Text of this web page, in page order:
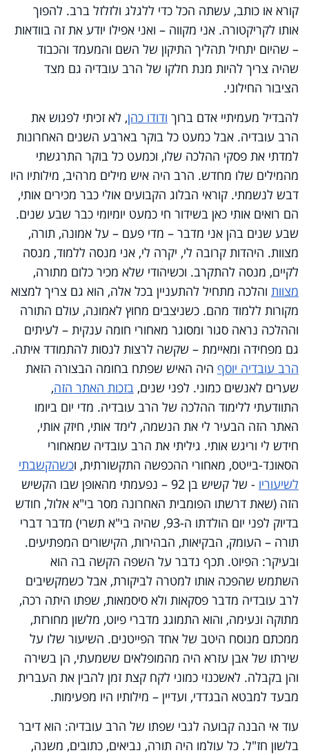
קורא או כותב, עשתה הכל כדי ללגלג ולזלזל ברב. להפוך
אותו לקריקטורה. אני מקווה – ואני אפילו יודע את זה בוודאות
– שהיום יתחיל תהליך התיקון של השם והמעמד והכבוד
שהיה צריך להיות מנת חלקו של הרב עובדיה גם מצד
הציבור החילוני.
להבדיל מעמיתיי אדם ברוך ודודו כהן, לא זכיתי לפגוש את
הרב עובדיה. אבל כמעט כל בוקר בארבע השנים האחרונות
למדתי את פסקי ההלכה שלו, וכמעט כל בוקר התרגשתי
מהמילים שלו מחדש. הרב היה איש מילים מרהיב, מילותיו היו
דבש לנשמתי. קוראי הבלוג הקבועים אולי כבר מכירים אותי,
הם רואים אותי כאן בשידור חי כמעט יומיומי כבר שבע שנים.
שבע שנים בהן אני מדבר – מדי פעם – על אמונה, תורה,
מצוות. היהדות קרובה לי, יקרה לי, אני מנסה ללמוד, מנסה
לקיים, מנסה להתקרב. וכשיהודי שלא מכיר כלום מתורה,
מצוות והלכה מתחיל להתעניין בכל אלה, הוא גם צריך למצוא
מקורות ללמוד מהם. כשניצבים מחוץ לאמונה, עולם התורה
וההלכה נראה סגור ומסוגר מאחורי חומה ענקית – לעיתים
גם מפחידה ומאיימת – שקשה לרצות לנסות להתמודד איתה.
הרב עובדיה יוסף היה האיש שפתח בחומה הבצורה הזאת
שערים לאנשים כמוני. לפני שנים, בזכות האתר הזה,
התוודעתי ללימוד ההלכה של הרב עובדיה. מדי יום ביומו
האתר הזה הבעיר לי את הנשמה, לימד אותי, חיזק אותי,
חידש לי וריגש אותי. גיליתי את הרב עובדיה שמאחורי
הסאונד-בייטס, מאחורי ההכפשה התקשורתית, וכשהקשבתי
לשיעוריו
- של קשיש בן 92 – נפעמתי מהאופן שבו הקשיש
הזה (שאת דרשתו הפומבית האחרונה מסר בי"א אלול, חודש
בדיוק לפני יום הולדתו ה-93, שהיה בי"א תשרי) מדבר דברי
תורה – העומק, הבקיאות, הבהירות, הקישורים המפתיעים.
ובעיקר: הפיוט. תכף נדבר על השפה הקשה בה הוא
השתמש שהפכה אותו למטרה לביקורת, אבל כשמקשיבים
לרב עובדיה מדבר פסקאות ולא סיסמאות, שפתו היתה רכה,
מתוקה ונעימה, והוא התמוגג מדברי פיוט, מלשון מחורזת,
ממכתם מנוסח היטב של אחד הפייטנים. השיעור שלו על
שירתו של אבן עזרא היה מהמופלאים ששמעתי, הן בשירה
והן בקבלה. לאשכנזי כמוני לקח קצת זמן להבין את העברית
מבעד למבטא הבגדדי, ועדיין – מילותיו היו מפעימות.
עוד אי הבנה קבועה לגבי שפתו של הרב עובדיה: הוא דיבר
בלשון חז"ל. כל עולמו היה תורה, נביאים, כתובים, משנה,